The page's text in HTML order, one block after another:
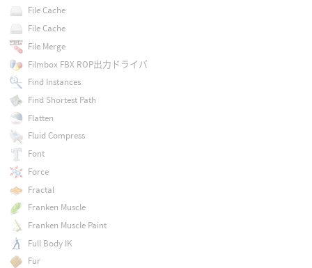
File Cache
File Cache
File Merge
Filmbox FBX ROP出力ドライバ
Find Instances
Find Shortest Path
Flatten
Fluid Compress
Font
Force
Fractal
Franken Muscle
Franken Muscle Paint
Full Body IK
Fur